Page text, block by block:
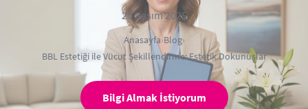
20 Kasım 2025
Anasayfa›Blog›
BBL Estetiği ile Vücut Şekillendirme: Estetik Dokunuşlar
Bilgi Almak İstiyorum